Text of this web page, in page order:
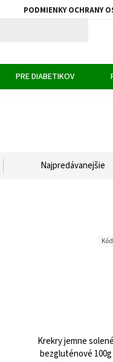
PODMIENKY OCHRANY
PRE DIABETIKOV
Najpredávanejšie
Krekry jemne solené
bezgluténové 100g